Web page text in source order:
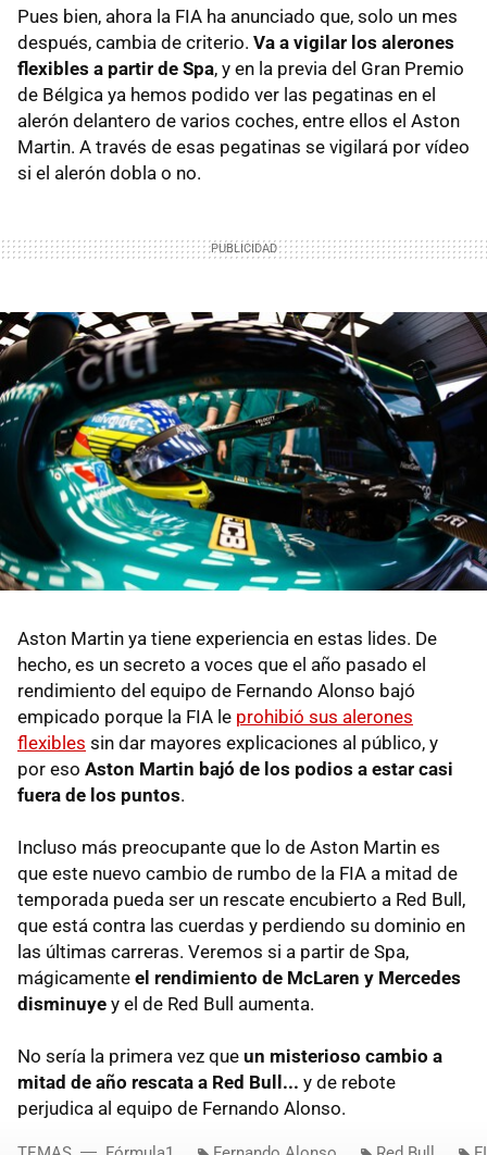
Pues bien, ahora la FIA ha anunciado que, solo un mes
después, cambia de criterio. Va a vigilar los alerones
flexibles a partir de Spa, y en la previa del Gran Premio
de Bélgica ya hemos podido ver las pegatinas en el
alerón delantero de varios coches, entre ellos el Aston
Martin. A través de esas pegatinas se vigilará por vídeo
si el alerón dobla o no.
Aston Martin ya tiene experiencia en estas lides. De
hecho, es un secreto a voces que el año pasado el
rendimiento del equipo de Fernando Alonso bajó
empicado porque la FIA le prohibió sus alerones
flexibles sin dar mayores explicaciones al público, y
por eso Aston Martin bajó de los podios a estar casi
fuera de los puntos.
Incluso más preocupante que lo de Aston Martin es
que este nuevo cambio de rumbo de la FIA a mitad de
temporada pueda ser un rescate encubierto a Red Bull,
que está contra las cuerdas y perdiendo su dominio en
las últimas carreras. Veremos si a partir de Spa,
mágicamente el rendimiento de McLaren y Mercedes
disminuye y el de Red Bull aumenta.
No sería la primera vez que un misterioso cambio a
mitad de año rescata a Red Bull... y de rebote
perjudica al equipo de Fernando Alonso.